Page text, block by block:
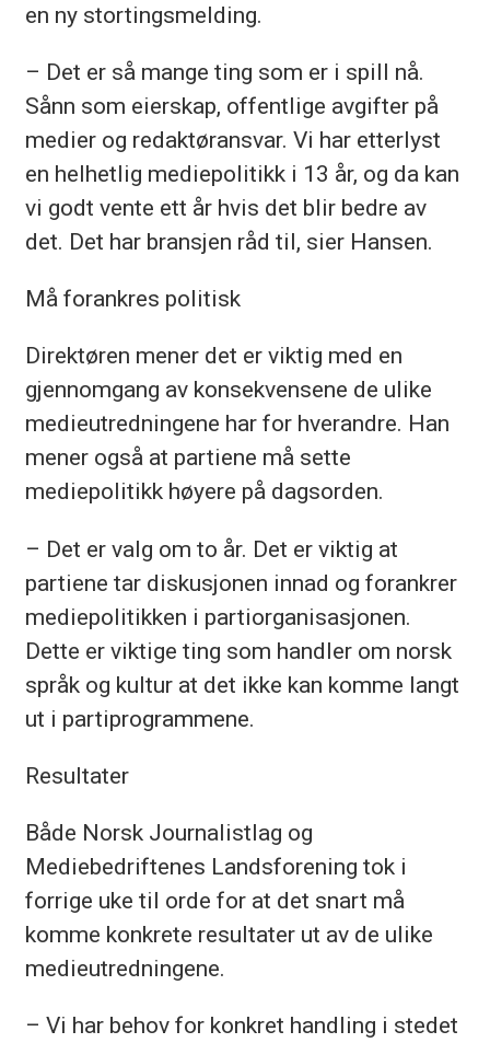
en ny stortingsmelding.
– Det er så mange ting som er i spill nå.
Sånn som eierskap, offentlige avgifter på
medier og redaktøransvar. Vi har etterlyst
en helhetlig mediepolitikk i 13 år, og da kan
vi godt vente ett år hvis det blir bedre av
det. Det har bransjen råd til, sier Hansen.
Må forankres politisk
Direktøren mener det er viktig med en
gjennomgang av konsekvensene de ulike
medieutredningene har for hverandre. Han
mener også at partiene må sette
mediepolitikk høyere på dagsorden.
– Det er valg om to år. Det er viktig at
partiene tar diskusjonen innad og forankrer
mediepolitikken i partiorganisasjonen.
Dette er viktige ting som handler om norsk
språk og kultur at det ikke kan komme langt
ut i partiprogrammene.
Resultater
Både Norsk Journalistlag og
Mediebedriftenes Landsforening tok i
forrige uke til orde for at det snart må
komme konkrete resultater ut av de ulike
medieutredningene.
– Vi har behov for konkret handling i stedet